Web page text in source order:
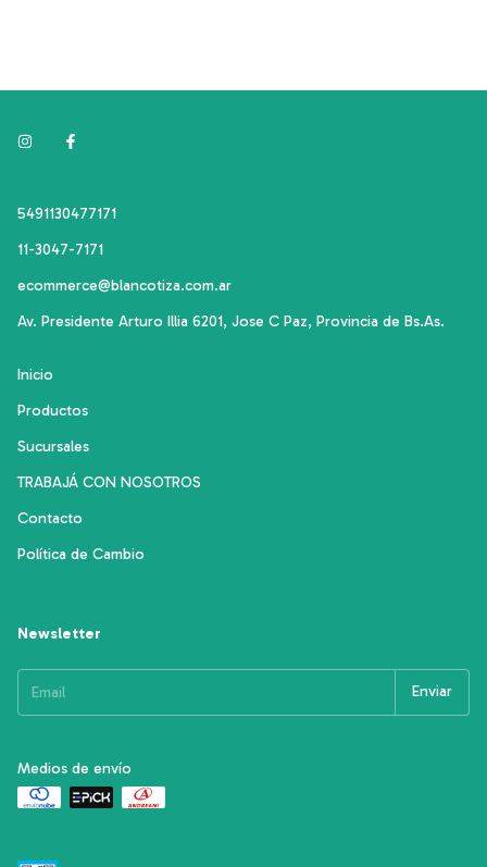
5491130477171
11-3047-7171
ecommerce@blancotiza.com.ar
Av. Presidente Arturo Illia 6201, Jose C Paz, Provincia de Bs.As.
Inicio
Productos
Sucursales
TRABAJÁ CON NOSOTROS
Contacto
Política de Cambio
Newsletter
Medios de envío